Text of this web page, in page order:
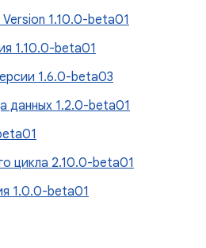
1.10.0-beta01
1.10.0-beta01
1.6.0-beta03
данных 1.2.0-beta01
цикла 2.10.0-beta01
1.0.0-beta01